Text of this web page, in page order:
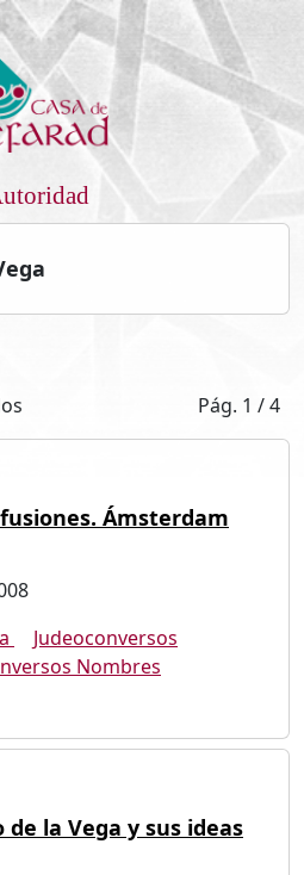
Pág. 1 / 4
Ámsterdam
Judeoconversos
Nombres
de la Vega y sus ideas